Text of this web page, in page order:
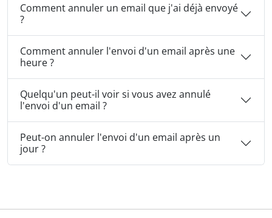
Comment annuler un email que j'ai déjà envoyé
?
Comment annuler l'envoi d'un email après une
heure ?
Quelqu'un peut-il voir si vous avez annulé
l'envoi d'un email ?
Peut-on annuler l'envoi d'un email après un
jour ?